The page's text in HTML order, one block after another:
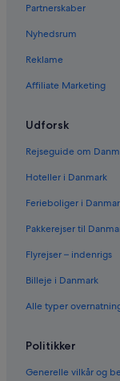
Partnerskaber
Nyhedsrum
Reklame
Affiliate Marketing
Udforsk
Rejseguide om
Hoteller i Danmark
Ferieboliger i
Pakkerejser til
Flyrejser – indenrigs
Billeje i Danmark
Alle typer
Politikker
Generelle vilkår og